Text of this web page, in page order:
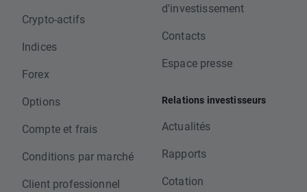
Crypto-actifs
Indices
Forex
Options
Compte et frais
Conditions par marché
Client professionnel
d'investissement
Contacts
Espace presse
Relations investisseurs
Actualités
Rapports
Cotation